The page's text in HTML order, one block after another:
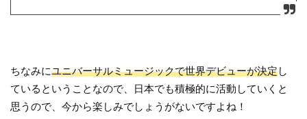
ちなみにユニバーサルミュージックで世界デビューが決定し
ているということなので、日本でも積極的に活動していくと
思うので、今から楽しみでしょうがないですよね！